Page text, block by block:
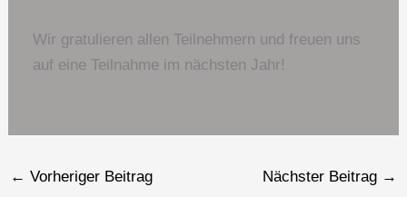
Wir gratulieren allen Teilnehmern und freuen uns
auf eine Teilnahme im nächsten Jahr!
← Vorheriger Beitrag Nächster Beitrag →